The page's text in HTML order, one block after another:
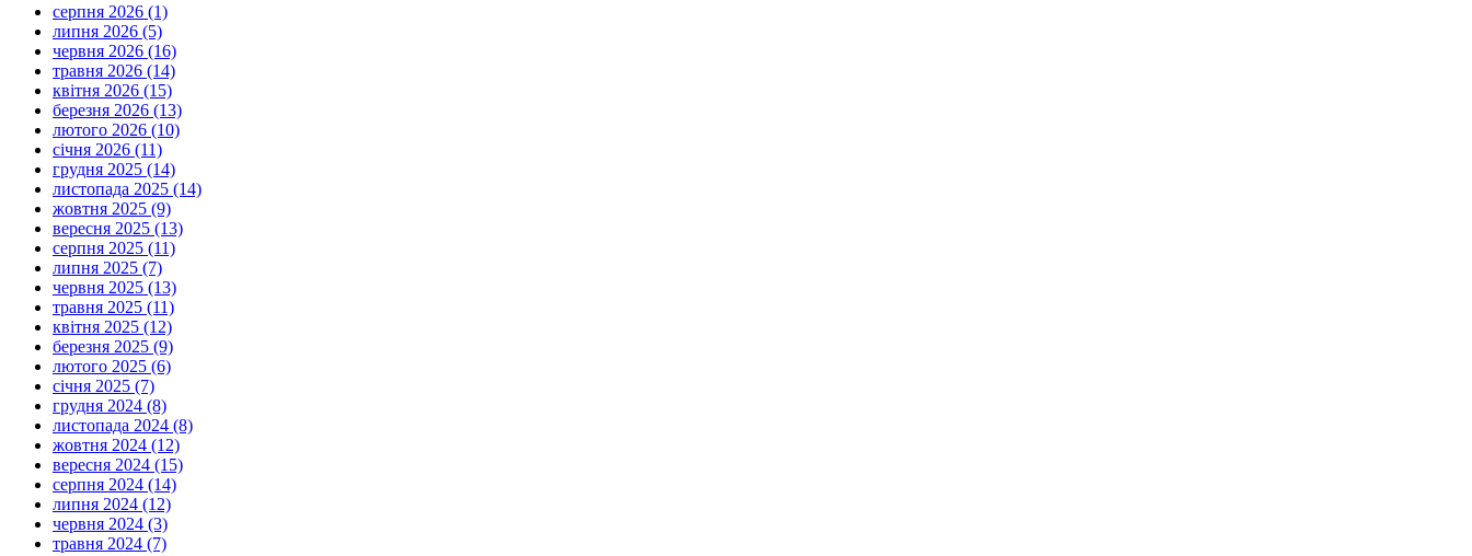
серпня 2026 (1)
липня 2026 (5)
червня 2026 (16)
травня 2026 (14)
квітня 2026 (15)
березня 2026 (13)
лютого 2026 (10)
січня 2026 (11)
грудня 2025 (14)
листопада 2025 (14)
жовтня 2025 (9)
вересня 2025 (13)
серпня 2025 (11)
липня 2025 (7)
червня 2025 (13)
травня 2025 (11)
квітня 2025 (12)
березня 2025 (9)
лютого 2025 (6)
січня 2025 (7)
грудня 2024 (8)
листопада 2024 (8)
жовтня 2024 (12)
вересня 2024 (15)
серпня 2024 (14)
липня 2024 (12)
червня 2024 (3)
травня 2024 (7)